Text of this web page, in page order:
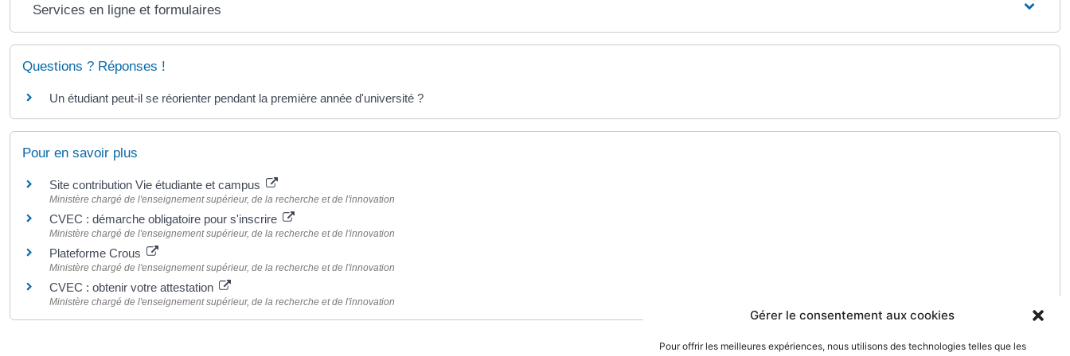
Gérer le consentement aux cookies
Pour offrir les meilleures expériences, nous utilisons des technologies telles que les
Services en ligne et formulaires
Questions ? Réponses !
Un étudiant peut-il se réorienter pendant la première année d'université ?
Pour en savoir plus
Site contribution Vie étudiante et campus
Ministère chargé de l'enseignement supérieur, de la recherche et de l'innovation
CVEC : démarche obligatoire pour s'inscrire
Ministère chargé de l'enseignement supérieur, de la recherche et de l'innovation
Plateforme Crous
Ministère chargé de l'enseignement supérieur, de la recherche et de l'innovation
CVEC : obtenir votre attestation
Ministère chargé de l'enseignement supérieur, de la recherche et de l'innovation